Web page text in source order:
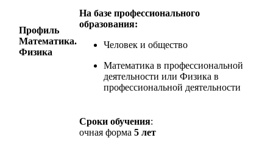
Профиль
Математика.
Физика
На базе профессионального
образования:
Человек и общество
Математика в профессиональной
деятельности или Физика в
профессиональной деятельности
Сроки обучения:
очная форма 5 лет